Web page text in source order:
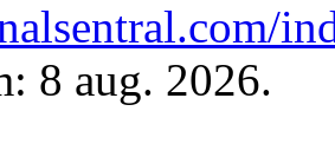
8 aug. 2026.